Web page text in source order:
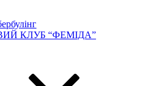
КЛУБ “ФЕМІДА”